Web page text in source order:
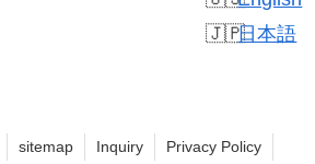
日本語
sitemap Inquiry Privacy Policy